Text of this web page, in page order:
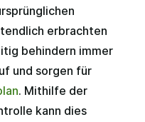
erbrachten
behindern immer
und sorgen für
. Mithilfe der
kann dies